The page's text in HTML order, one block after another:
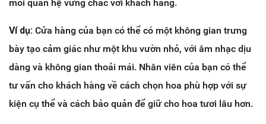
mối quan hệ vững chắc với khách hàng.
Ví dụ: Cửa hàng của bạn có thể có một không gian trưng
bày tạo cảm giác như một khu vườn nhỏ, với âm nhạc dịu
dàng và không gian thoải mái. Nhân viên của bạn có thể
tư vấn cho khách hàng về cách chọn hoa phù hợp với sự
kiện cụ thể và cách bảo quản để giữ cho hoa tươi lâu hơn.